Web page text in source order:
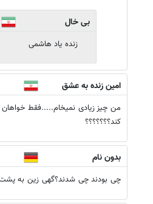
بی خال
زنده یاد هاشمی
امین زنده به عشق
احمدی دلاور
من چیز زیادی نمیخام.....فقط
کند؟؟؟؟؟؟؟
بدون نام
چی بودند چی شدند؟گهی زین به